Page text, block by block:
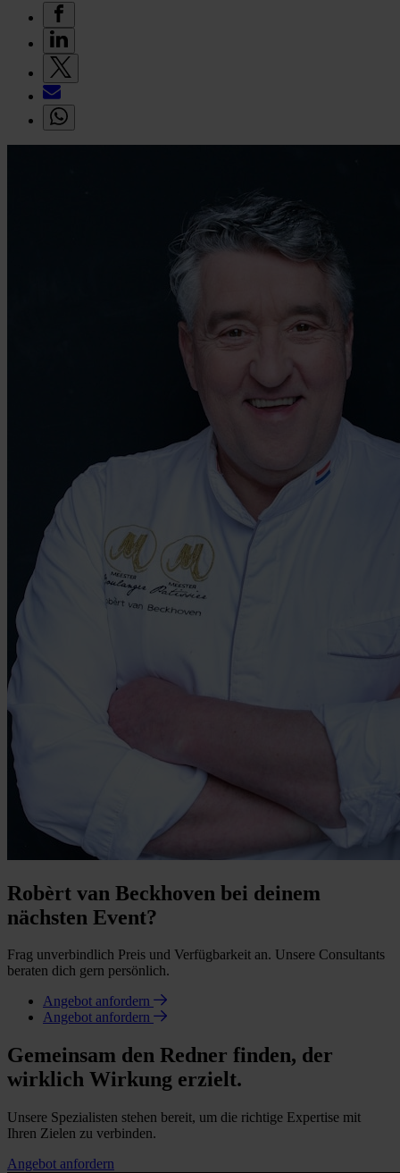
Robèrt van Beckhoven bei deinem
nächsten Event?
Frag unverbindlich Preis und Verfügbarkeit an. Unsere Consultants
beraten dich gern persönlich.
Angebot anfordern
Angebot anfordern
Gemeinsam den Redner finden, der
wirklich Wirkung erzielt.
Unsere Spezialisten stehen bereit, um die richtige Expertise mit
Ihren Zielen zu verbinden.
Angebot anfordern